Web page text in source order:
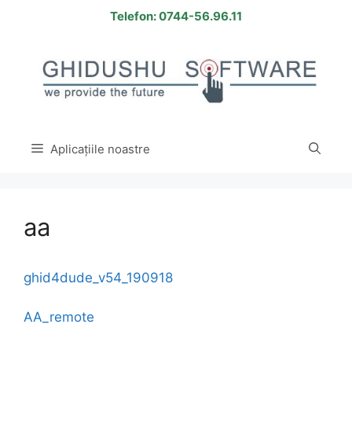
Telefon: 0744-56.96.11
Aplicațiile noastre
aa
ghid4dude_v54_190918
AA_remote